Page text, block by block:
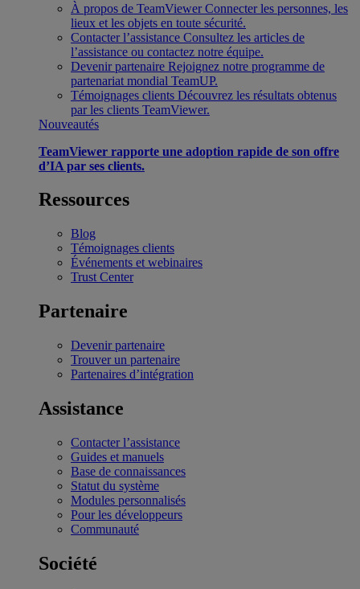
À propos de TeamViewer Connecter les personnes, les
lieux et les objets en toute sécurité.
Contacter l’assistance Consultez les articles de
l’assistance ou contactez notre équipe.
Devenir partenaire Rejoignez notre programme de
partenariat mondial TeamUP.
Témoignages clients Découvrez les résultats obtenus
par les clients TeamViewer.
Nouveautés
TeamViewer rapporte une adoption rapide de son offre
d’IA par ses clients.
Ressources
Blog
Témoignages clients
Événements et webinaires
Trust Center
Partenaire
Devenir partenaire
Trouver un partenaire
Partenaires d’intégration
Assistance
Contacter l’assistance
Guides et manuels
Base de connaissances
Statut du système
Modules personnalisés
Pour les développeurs
Communauté
Société